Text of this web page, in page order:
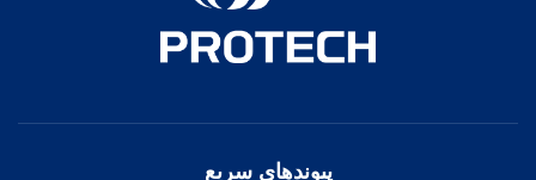
پیوندهای سریع